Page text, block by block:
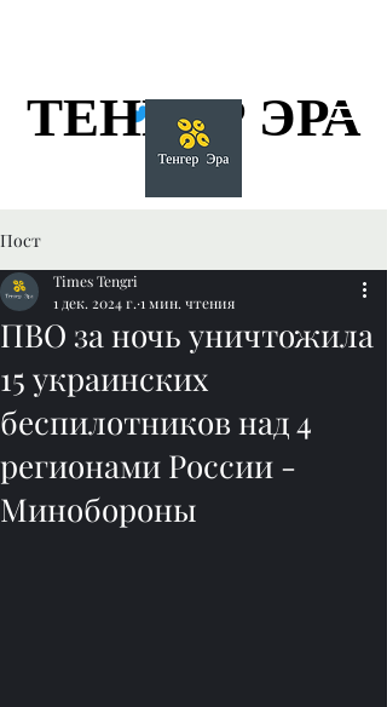
ТЕНГЕР ЭРА
ТЕНГЕР ЭРА
Пост
ПВО за ночь уничтожила
15 украинских
беспилотников над 4
регионами России -
Минобороны
Times Tengri
1 дек. 2024 г. 1 мин. чтения